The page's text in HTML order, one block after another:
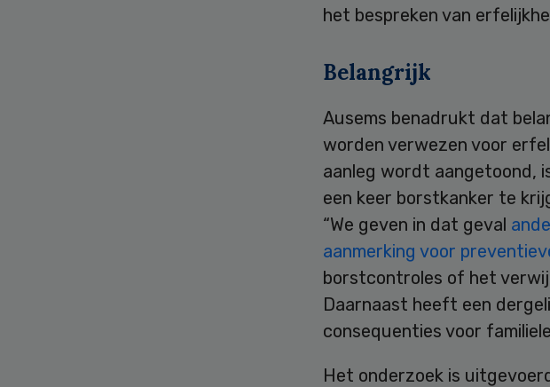
het bespreken van
Belangrijk
Ausems benadrukt dat
worden verwezen voor
aanleg wordt aangetoond,
een keer borstkanker te
“We geven in dat geval
aanmerking voor
borstcontroles of het
Daarnaast heeft een
consequenties voor
Het onderzoek is